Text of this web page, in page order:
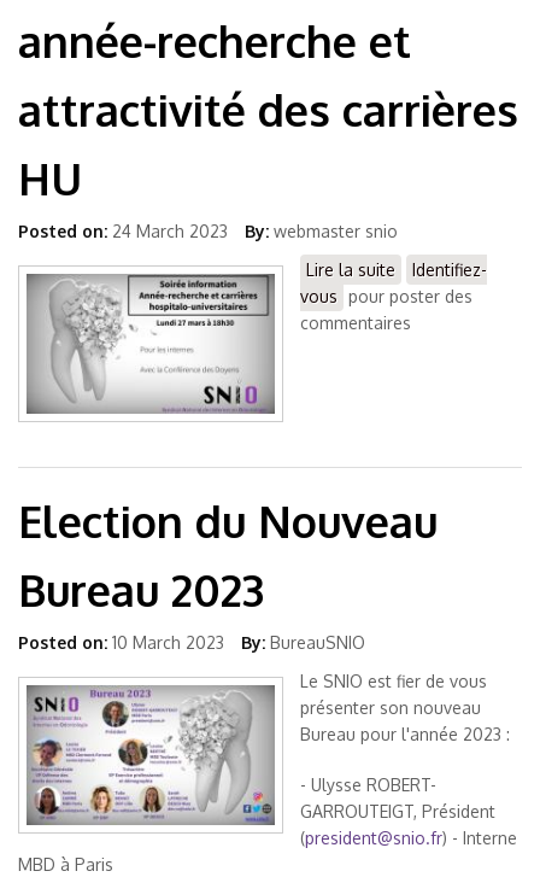
année-recherche et
attractivité des carrières
HU
Posted on: 24 March 2023 By: webmaster snio
Lire la suite de Soirée
information
année-recherche
Identifiez-
vous pour poster des
commentaires
Election du Nouveau
Bureau 2023
Posted on: 10 March 2023 By: BureauSNIO
Le SNIO est fier de vous
présenter son nouveau
Bureau pour l'année 2023 :
- Ulysse ROBERT-
GARROUTEIGT, Président
(president@snio.fr) - Interne
MBD à Paris